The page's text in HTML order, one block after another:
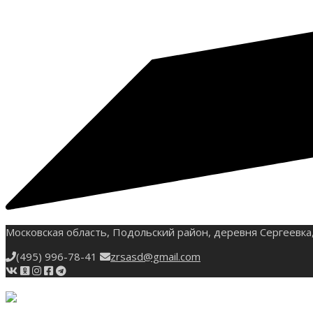
Московская область, Подольский район, деревня
(495) 996-78-41
zrsasd@gmail.com